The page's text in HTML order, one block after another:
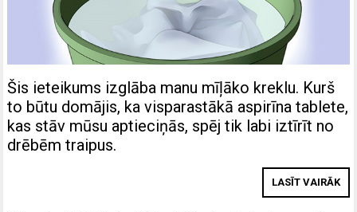
Šis ieteikums izglāba manu mīļāko kreklu. Kurš
to būtu domājis, ka visparastākā aspirīna tablete,
kas stāv mūsu aptieciņās, spēj tik labi iztīrīt no
drēbēm traipus.
LASĪT VAIRĀK